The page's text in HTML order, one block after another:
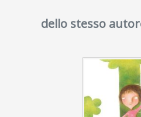
dello stesso